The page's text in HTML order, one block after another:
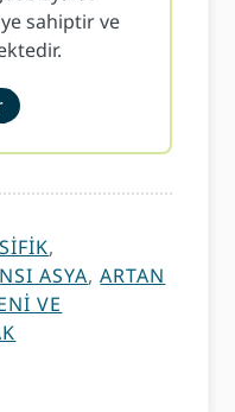
sahiptir ve
,
ASYA,ARTAN
VE